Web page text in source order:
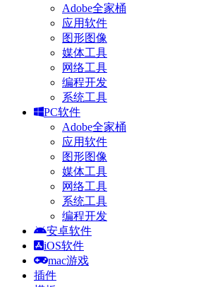
Adobe全家桶
应用软件
图形图像
媒体工具
网络工具
编程开发
系统工具
PC软件
Adobe全家桶
应用软件
图形图像
媒体工具
网络工具
系统工具
编程开发
安卓软件
iOS软件
mac游戏
插件